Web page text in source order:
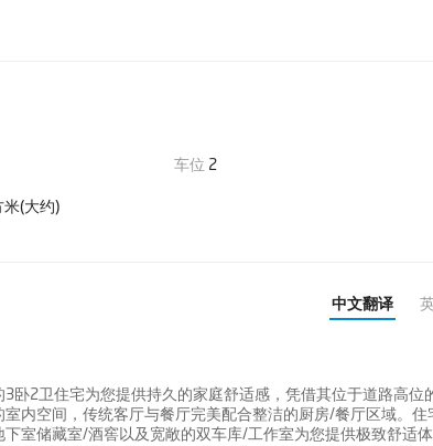
车位 2
米(大约)
中文翻译
卧2卫住宅为您提供持久的家庭舒适感，凭借其位于道路高位
内空间，传统客厅与餐厅完美配合整洁的厨房/餐厅区域。住
室储藏室/酒窖以及宽敞的双车库/工作室为您提供极致舒适